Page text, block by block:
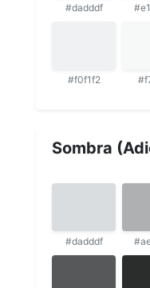
#dadddf
#f0f1f2
Sombra
#dadddf